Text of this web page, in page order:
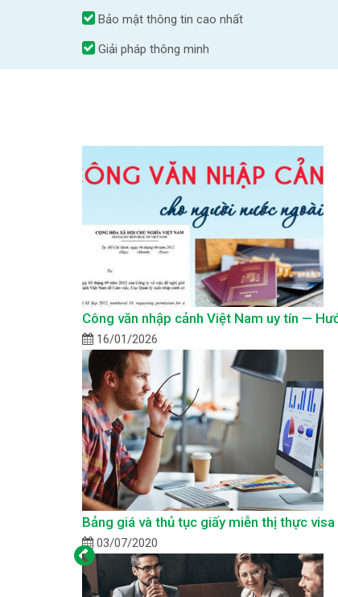
Bảo mật thông tin cao nhất
Giải pháp thông minh
Công văn nhập cảnh Việt Nam uy tín —
16/01/2026
Bảng giá và thủ tục giấy miễn thị thực visa
03/07/2020